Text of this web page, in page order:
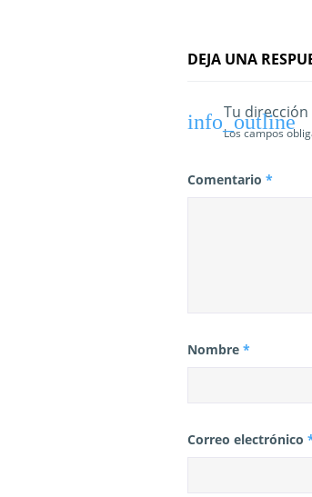
d
s
DEJA UNA
Tu
Los campos
Comentario *
Nombre *
Correo electrónico